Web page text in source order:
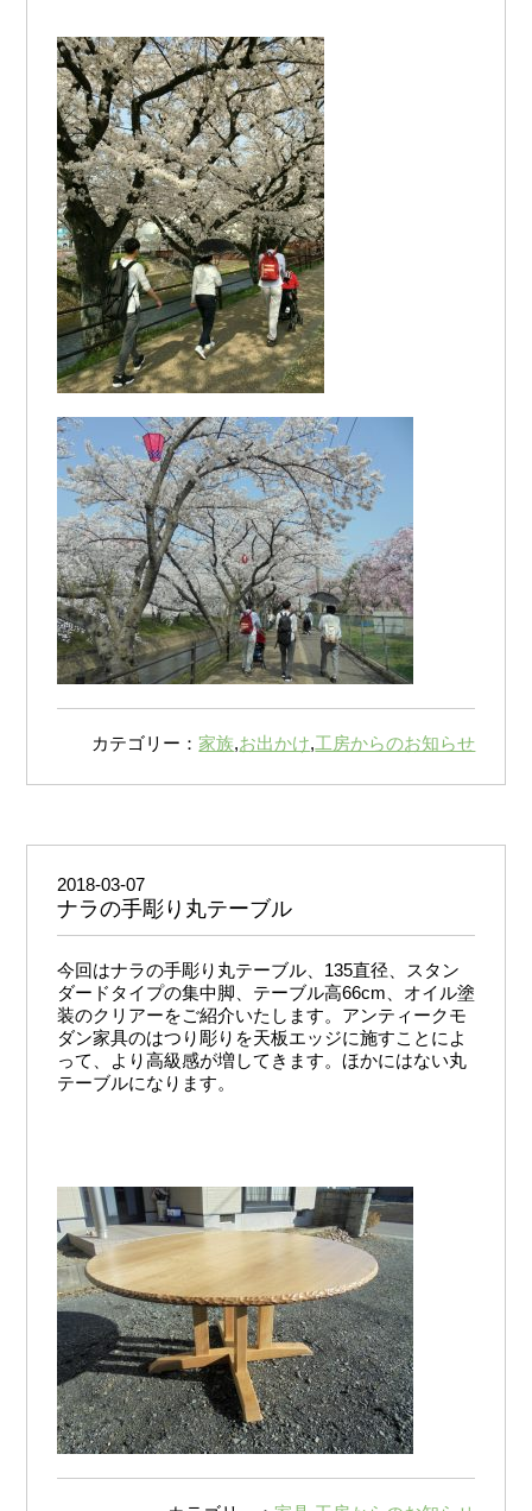
カテゴリー：家族,お出かけ,工房からのお知らせ
2018-03-07
ナラの手彫り丸テーブル
今回はナラの手彫り丸テーブル、135直径、スタン
ダードタイプの集中脚、テーブル高66cm、オイル塗
装のクリアーをご紹介いたします。アンティークモ
ダン家具のはつり彫りを天板エッジに施すことによ
って、より高級感が増してきます。ほかにはない丸
テーブルになります。